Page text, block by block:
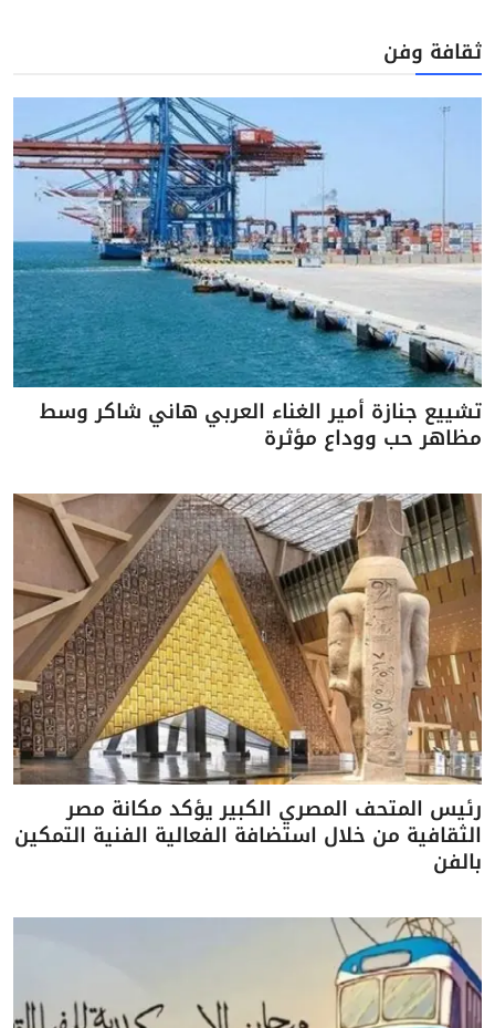
ثقافة وفن
تشييع جنازة أمير الغناء العربي هاني شاكر وسط
مظاهر حب ووداع مؤثرة
رئيس المتحف المصري الكبير يؤكد مكانة مصر
الثقافية من خلال استضافة الفعالية الفنية التمكين
بالفن